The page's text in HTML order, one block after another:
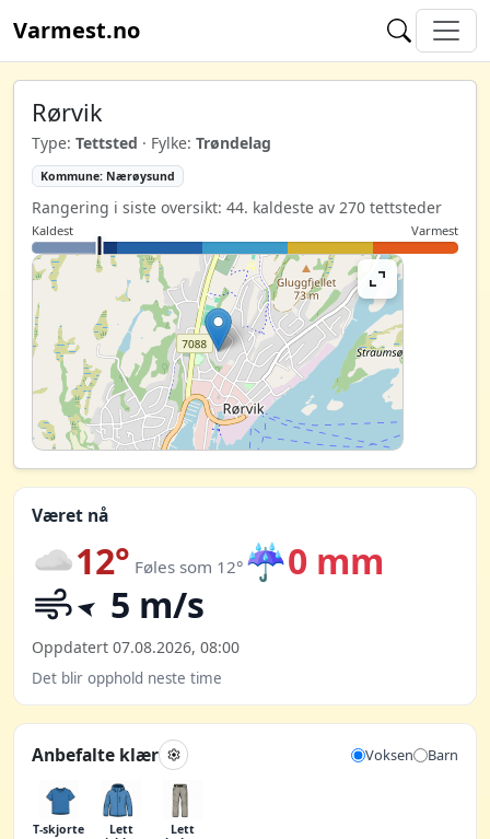
Varmest.no
Rørvik
Type: Tettsted · Fylke: Trøndelag
Kommune: Nærøysund
Rangering i siste oversikt: 44. kaldeste av 270 tettsteder
Kaldest Varmest
Været nå
12° Føles som 12° ☔0 mm
5 m/s
Oppdatert 07.08.2026, 08:00
Det blir opphold neste time
Anbefalte klær Voksen Barn
T-skjorte
Lett
Lett